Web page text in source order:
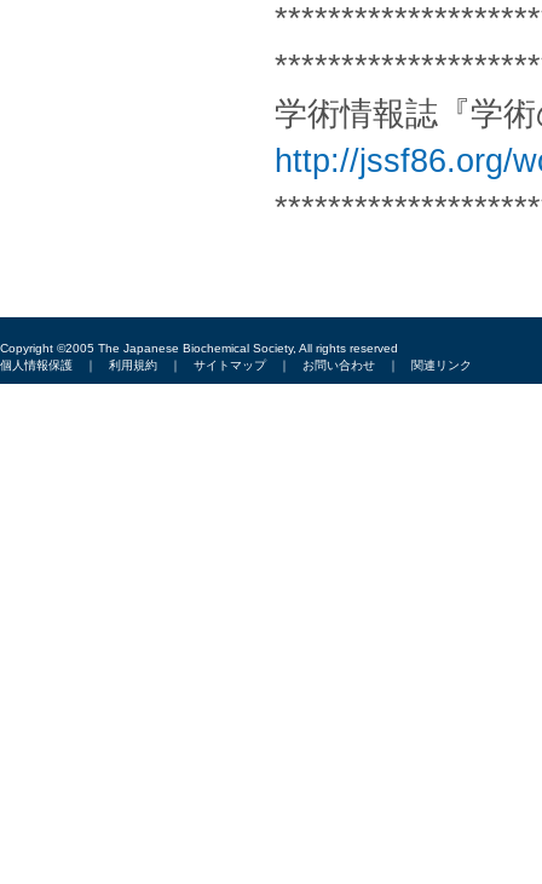
学術情報誌『学
http://jssf86.org/
Copyright ©2005 The Japanese Biochemical Society, All rights reserved
個人情報保護 ｜ 利用規約 ｜ サイトマップ｜ お問い合わせ ｜ 関連リンク